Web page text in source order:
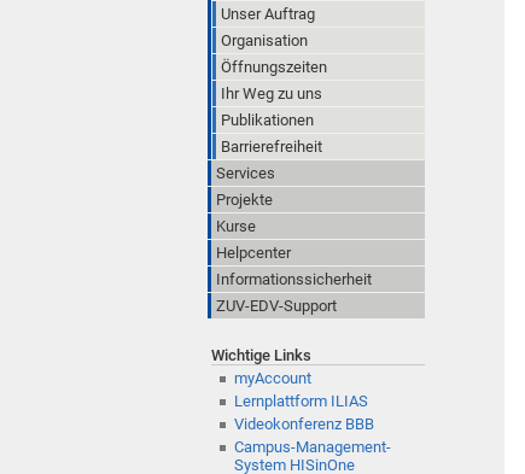
Unser Auftrag
Organisation
Öffnungszeiten
Ihr Weg zu uns
Publikationen
Barrierefreiheit
Services
Projekte
Kurse
Helpcenter
Informationssicherheit
ZUV-EDV-Support
Wichtige Links
myAccount
Lernplattform ILIAS
Videokonferenz BBB
Campus-Management-
System HISinOne